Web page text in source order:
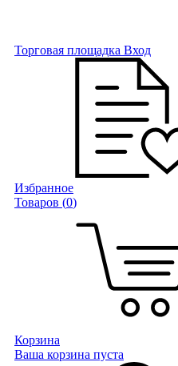
Торговая площадка Вход
Избранное
Товаров (0)
Корзина
Ваша корзина пуста